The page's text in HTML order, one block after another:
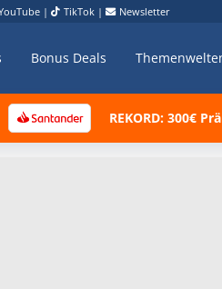
| TikTok | Newsletter
Bonus Deals
REKORD: 300€